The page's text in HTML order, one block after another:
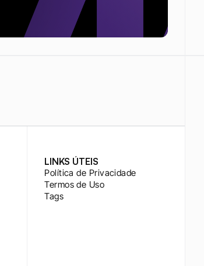
LINKS ÚTEIS
Política de Privacidade
Termos de Uso
Tags